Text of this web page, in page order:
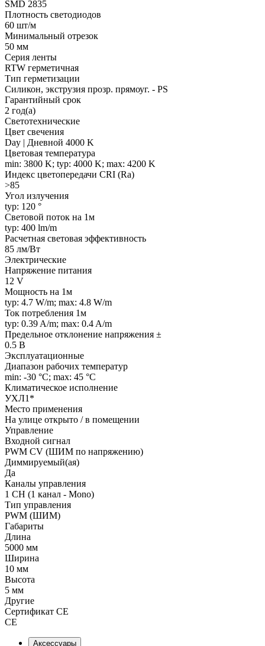
SMD 2835
Плотность светодиодов
60 шт/м
Минимальный отрезок
50 мм
Серия ленты
RTW герметичная
Тип герметизации
Силикон, экструзия прозр. прямоуг. - PS
Гарантийный срок
2 год(а)
Светотехнические
Цвет свечения
Day | Дневной 4000 K
Цветовая температура
min: 3800 K; typ: 4000 K; max: 4200 K
Индекс цветопередачи CRI (Ra)
>85
Угол излучения
typ: 120 °
Световой поток на 1м
typ: 400 lm/m
Расчетная световая эффективность
85 лм/Вт
Электрические
Напряжение питания
12 V
Мощность на 1м
typ: 4.7 W/m; max: 4.8 W/m
Ток потребления 1м
typ: 0.39 A/m; max: 0.4 A/m
Предельное отклонение напряжения ±
0.5 В
Эксплуатационные
Диапазон рабочих температур
min: -30 °C; max: 45 °C
Климатическое исполнение
УХЛ1*
Место применения
На улице открыто / в помещении
Управление
Входной сигнал
PWM СV (ШИМ по напряжению)
Диммируемый(ая)
Да
Каналы управления
1 CH (1 канал - Mono)
Тип управления
PWM (ШИМ)
Габариты
Длина
5000 мм
Ширина
10 мм
Высота
5 мм
Другие
Сертификат CE
CE
Аксессуары